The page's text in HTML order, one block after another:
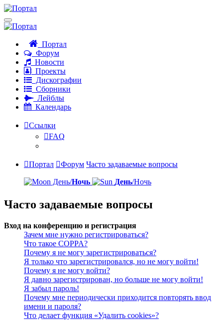
Портал
Форум
Новости
Проекты
Дискографии
Сборники
Лейблы
Календарь
Ссылки
FAQ
Портал Форум Часто задаваемые вопросы
День/Ночь День/Ночь
Часто задаваемые вопросы
Вход на конференцию и регистрация
Зачем мне нужно регистрироваться?
Что такое COPPA?
Почему я не могу зарегистрироваться?
Я только что зарегистрировался, но не могу войти!
Почему я не могу войти?
Я давно зарегистрирован, но больше не могу войти!
Я забыл пароль!
Почему мне периодически приходится повторять ввод
имени и пароля?
Что делает функция «Удалить cookies»?